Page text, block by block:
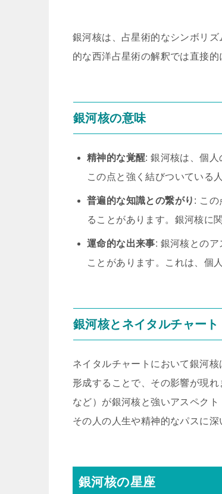
銀河核は、占星術的なシンボリ
的な西洋占星術の解釈では直接的
銀河核の意味
精神的な覚醒: 銀河核は、個人
この点と強く結びついている
普遍的な知識との繋がり : この
ることがあります。銀河核に
運命的な出来事: 銀河核との
ことがあります。これは、個
銀河核とネイタルチャート
ネイタルチャートにおいて銀河
形成することで、その影響が現
など）が銀河核と強いアスペク
その人の人生や精神的なパスに深
銀河核の星座